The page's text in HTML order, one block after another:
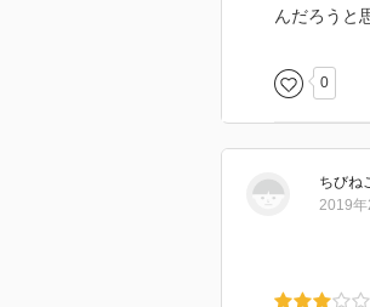
んだろうと
0
ちびね
2019年